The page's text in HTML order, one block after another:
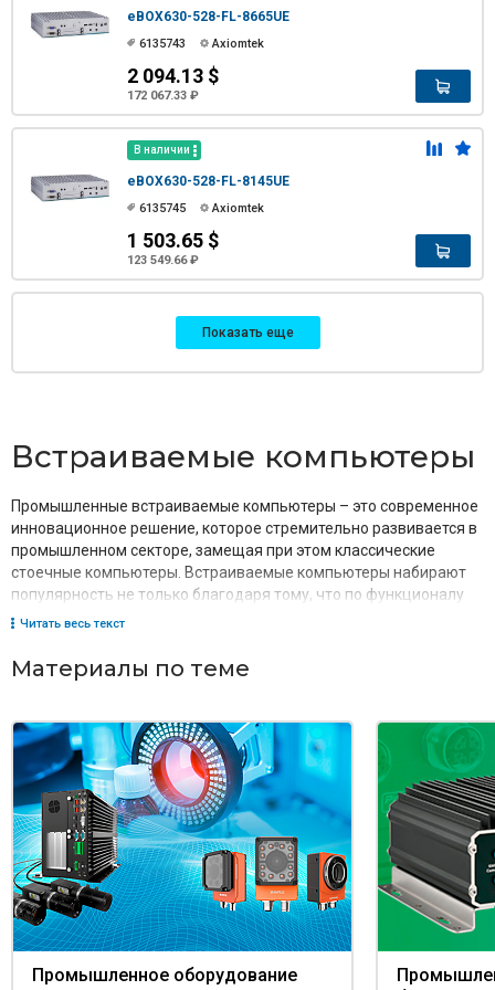
eBOX630-528-FL-8665UE
6135743 Axiomtek
2 094.13 $
172 067.33 ₽
В наличии
eBOX630-528-FL-8145UE
6135745 Axiomtek
1 503.65 $
123 549.66 ₽
Показать еще
Встраиваемые компьютеры
Промышленные встраиваемые компьютеры – это современное
инновационное решение, которое стремительно развивается в
промышленном секторе, замещая при этом классические
стоечные компьютеры. Встраиваемые компьютеры набирают
популярность не только благодаря тому, что по функционалу
не уступают классическим решениям, но и превосходят их по
преимуществам. Встраиваемые ПК промышленного класса
адаптированы для применения в режиме непрерывный работы
Читать весь текст
Материалы по теме
Промышленное оборудование